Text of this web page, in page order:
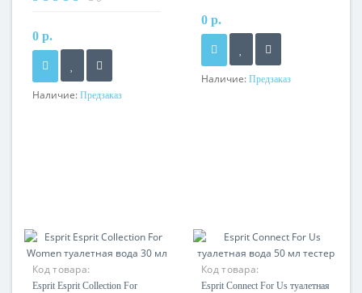
0 р.
Наличие: Предзаказ
0 р.
Наличие: Предзаказ
Код товара:
Esprit Esprit Collection For
Код товара:
Esprit Connect For Us туалетная